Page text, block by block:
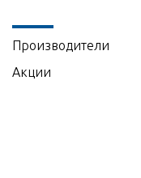
Производители
Акции